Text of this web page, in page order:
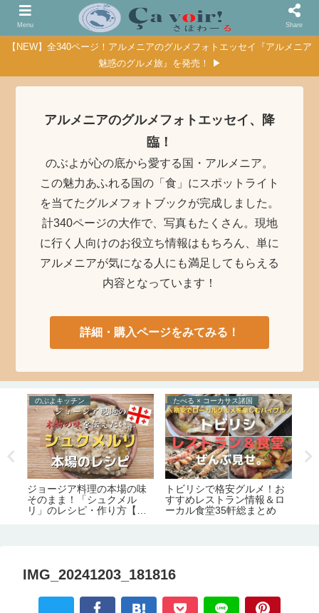
【NEW】全340ページ！アルメニアのグルメフォトエッセイ『アルメニア
魅惑のグルメ旅』を発売！ ▶
アルメニアのグルメフォトエッセイ、降
臨！
のぶよが心の底から愛する国・アルメニア。
この魅力あふれる国の「食」にスポットライト
を当てたグルメフォトブックが完成しました。
計340ページの大作で、写真もたくさん。現地
に行く人向けのお役立ち情報はもちろん、単に
アルメニアが気になる人にも満足してもらえる
内容となっています！
詳細・購入ページをみてみる！
のぶよキッチン
ジョージア料理の本場の味
そのまま！「シュクメル
リ」のレシピ・作り方【の
たべる × コーカサス諸国
トビリシで格安グルメ！お
すすめレストラン情報＆ロ
ーカル食堂35軒総まとめ
IMG_20241203_181816
Menu Share